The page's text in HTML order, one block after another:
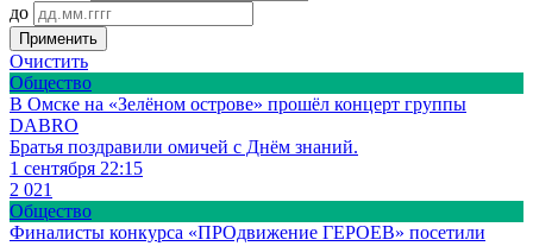
до
Применить
Очистить
Общество
В Омске на «Зелёном острове» прошёл концерт группы
DABRO
Братья поздравили омичей с Днём знаний.
1 сентября 22:15
2 021
Общество
Финалисты конкурса «ПРОдвижение ГЕРОЕВ» посетили